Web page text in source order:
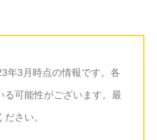
年3月時点の情報です。各
る可能性がございます。最
さい。